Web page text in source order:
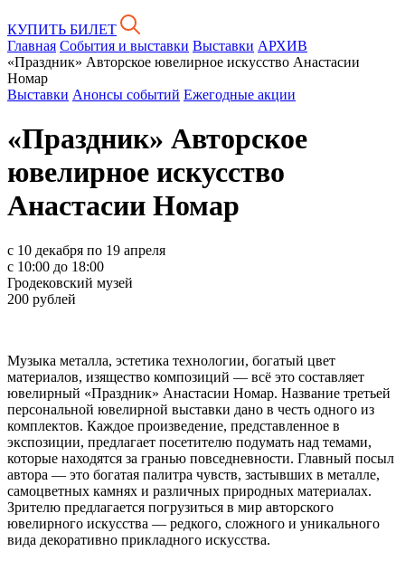
КУПИТЬ БИЛЕТ
Главная События и выставки Выставки АРХИВ
«Праздник» Авторское ювелирное искусство Анастасии
Номар
Выставки Анонсы событий Ежегодные акции
«Праздник» Авторское
ювелирное искусство
Анастасии Номар
с 10 декабря по 19 апреля
с 10:00 до 18:00
Гродековский музей
200 рублей
Музыка металла, эстетика технологии, богатый цвет
материалов, изящество композиций — всё это составляет
ювелирный «Праздник» Анастасии Номар. Название третьей
персональной ювелирной выставки дано в честь одного из
комплектов. Каждое произведение, представленное в
экспозиции, предлагает посетителю подумать над темами,
которые находятся за гранью повседневности. Главный посыл
автора — это богатая палитра чувств, застывших в металле,
самоцветных камнях и различных природных материалах.
Зрителю предлагается погрузиться в мир авторского
ювелирного искусства — редкого, сложного и уникального
вида декоративно прикладного искусства.